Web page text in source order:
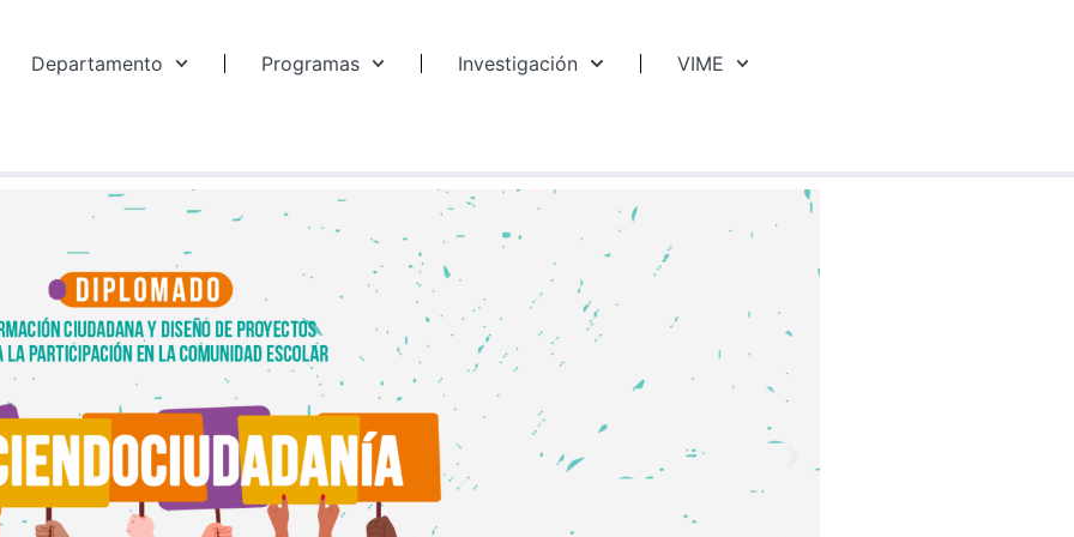
Departamento Programas Investigación VIME